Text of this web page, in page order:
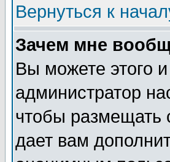
Вернуться к
Зачем мне
Вы можете этого и
администратор
чтобы размещать
дает вам